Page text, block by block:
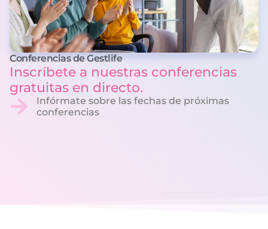
Conferencias de Gestlife
Inscríbete a nuestras conferencias
gratuitas en directo.
Infórmate sobre las fechas de próximas
conferencias